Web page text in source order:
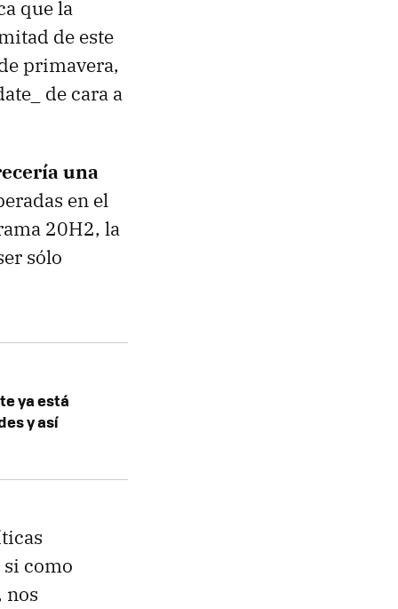
que la
de este
primavera,
de cara a
una
en el
20H2, la
sólo
ya está
y así
como
nos